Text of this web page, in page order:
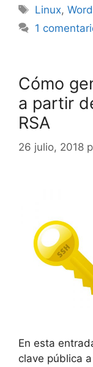
Etiquetas
Linux,
1
Cómo
a partir
RSA
26 julio, 2018
En esta
clave pública